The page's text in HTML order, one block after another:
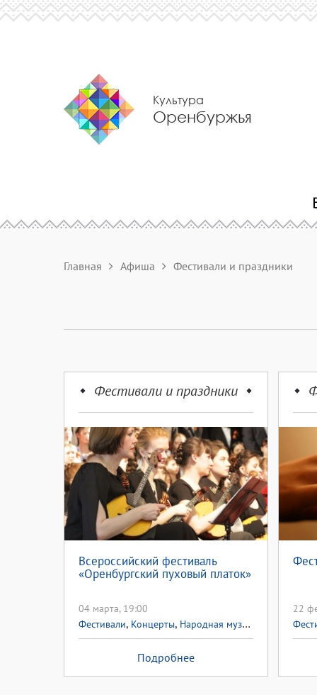
Культура
Оренбуржья
Главная Афиша Фестивали и праздники
Фестивали и праздники
Всероссийский фестиваль
«Оренбургский пуховый платок»
04 марта, 19:00
Фестивали, Концерты, Народная музыка
Подробнее
22